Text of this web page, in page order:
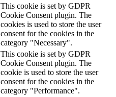
This cookie is set by GDPR
Cookie Consent plugin. The
cookies is used to store the user
consent for the cookies in the
category "Necessary".
This cookie is set by GDPR
Cookie Consent plugin. The
cookie is used to store the user
consent for the cookies in the
category "Performance".